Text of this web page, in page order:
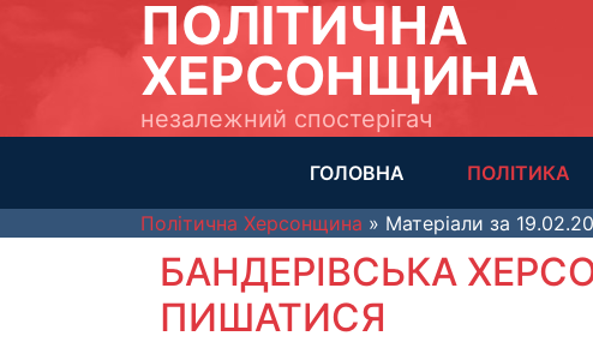
ПОЛІТИЧНА
ХЕРСОНЩИНА
незалежний спостерігач
ГОЛОВНА ПОЛІТИКА
Політична Херсонщина » Матеріали за
БАНДЕРІВСЬКА
ПИШАТИСЯ